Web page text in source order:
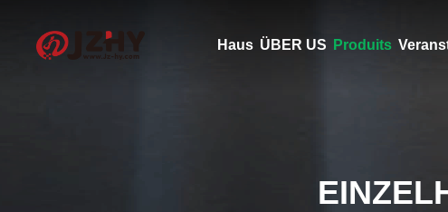
Haus ÜBER US Produits